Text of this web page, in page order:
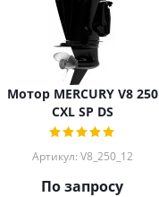
Мотор MERCURY V8 250
CXL SP DS
Артикул: V8_250_12
По запросу